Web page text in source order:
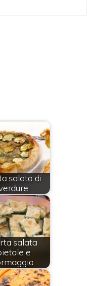
salata di
salata
e